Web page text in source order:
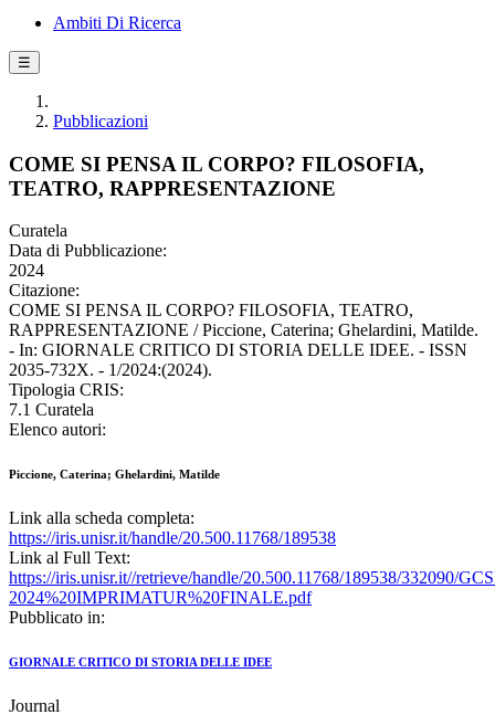
Ambiti Di Ricerca
☰
Pubblicazioni
COME SI PENSA IL CORPO? FILOSOFIA,
TEATRO, RAPPRESENTAZIONE
Curatela
Data di Pubblicazione:
2024
Citazione:
COME SI PENSA IL CORPO? FILOSOFIA, TEATRO,
RAPPRESENTAZIONE / Piccione, Caterina; Ghelardini, Matilde.
- In: GIORNALE CRITICO DI STORIA DELLE IDEE. - ISSN
2035-732X. - 1/2024:(2024).
Tipologia CRIS:
7.1 Curatela
Elenco autori:
Piccione, Caterina; Ghelardini, Matilde
Link alla scheda completa:
https://iris.unisr.it/handle/20.500.11768/189538
Link al Full Text:
https://iris.unisr.it//retrieve/handle/20.500.11768/189538/332090/
2024%20IMPRIMATUR%20FINALE.pdf
Pubblicato in:
GIORNALE CRITICO DI STORIA DELLE IDEE
Journal